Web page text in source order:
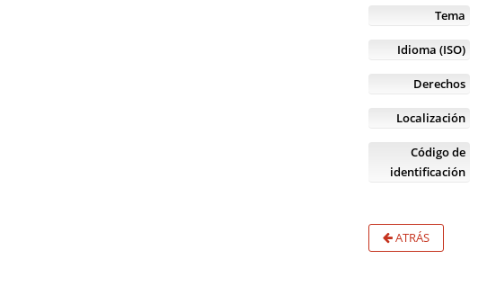
Tema
Idioma (ISO)
Derechos
Localización
Código de
identificación
ATRÁS